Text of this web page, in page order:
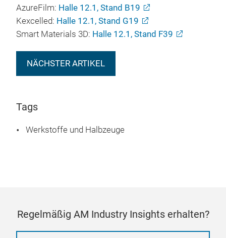
AzureFilm: Halle 12.1, Stand B19
Kexcelled: Halle 12.1, Stand G19
Smart Materials 3D: Halle 12.1, Stand F39
NÄCHSTER ARTIKEL
Tags
Werkstoffe und Halbzeuge
Regelmäßig AM Industry Insights erhalten?